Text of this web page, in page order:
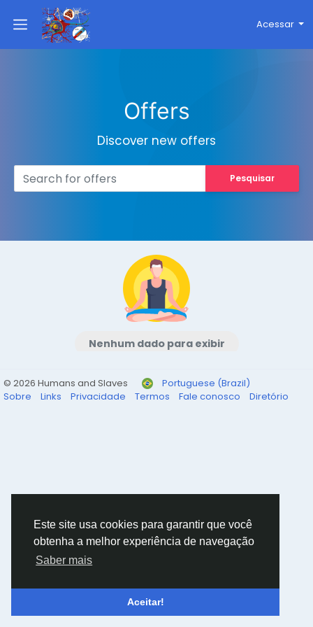
Este site usa cookies para garantir que você
obtenha a melhor experiência de navegação
Saber mais
Aceitar!
Acessar
Offers
Discover new offers
Pesquisar
Nenhum dado para exibir
© 2026 Humans and Slaves
Portuguese (Brazil)
Sobre
Links Privacidade Termos Fale conosco Diretório